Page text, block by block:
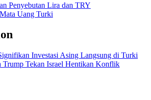
Penyebutan Lira dan TRY
Uang Turki
Investasi Asing Langsung di Turki
Trump Tekan Israel Hentikan Konflik